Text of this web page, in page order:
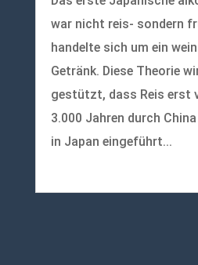
war nicht reis- sondern
handelte sich um ein
Getränk. Diese Theorie
gestützt, dass Reis erst
3.000 Jahren durch
in Japan eingeführt...